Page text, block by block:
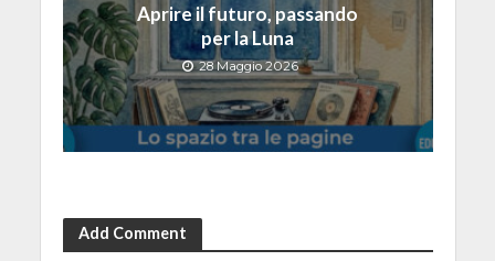
Aprire il futuro, passando
per la Luna
28 Maggio 2026
Add Comment